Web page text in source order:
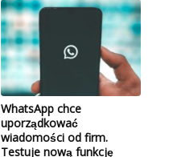
WhatsApp chce
uporządkować
wiadomości od firm.
Testuje nową funkcję